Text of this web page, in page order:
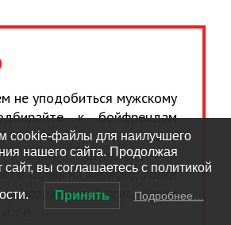
не уподобиться мужскому
к бойфрендам
которые максимально
вашу хрупкость и
обувь на каблуке, тонки
блузы, яркие
cookie-файлы для наилучшего
нашего сайта. Продолжая
сайт, вы соглашаетесь с политикой
Принять Подробнее…